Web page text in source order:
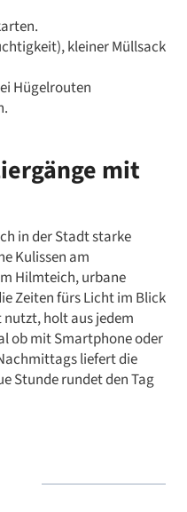
kleiner Müllsack
Hügelrouten
mit
in der Stadt starke
Kulissen am
Hilmteich, urbane
Zeiten fürs Licht im Blick
holt aus jedem
ob mit Smartphone oder
liefert die
Stunde rundet den Tag